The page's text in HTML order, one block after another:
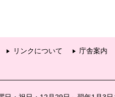
リンクについて 庁舎案内